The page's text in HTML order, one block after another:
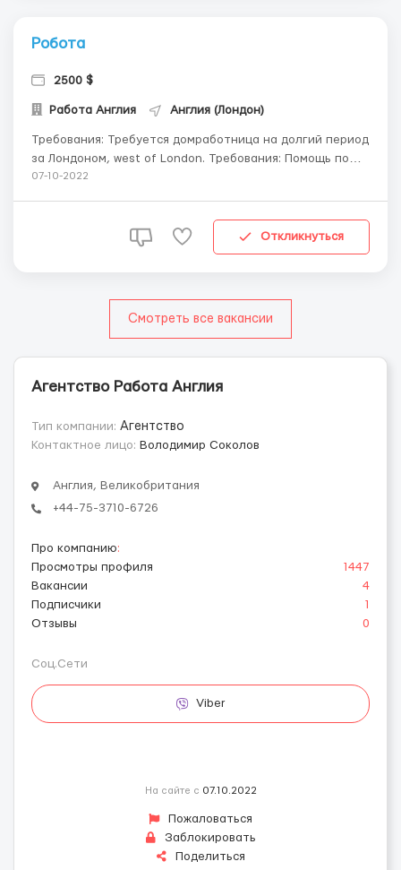
Робота
2500 $
Работа Англия Англия (Лондон)
Требования: Требуется домработница на долгий период
за Лондонoм, west of London. Требования: Помощь по
уходу за детьми (собрать в школу, накормить, почитать
уход за гардеробом детей и взро...
07-10-2022
Откликнуться
Смотреть все вакансии
Агентство Работа Англия
Тип компании: Агентство
Контактное лицо: Володимир Соколов
Англия, Великобритания
+44-75-3710-6726
Про компанию:
Просмотры профиля
1447
Вакансии
4
Подписчики
1
Отзывы
0
Соц.Сети
Viber
На сайте с 07.10.2022
Пожаловаться
Заблокировать
Поделиться